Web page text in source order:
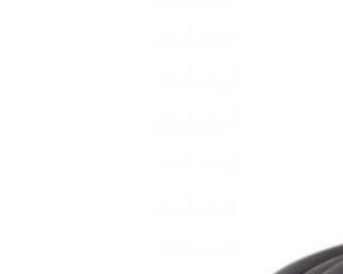
Uchwyty spawalnicze
elektrodowym w osłonie
stosowana jest do spawania
Metodę MIG stosuje się do
osłonie argonu. Do
Uchwyt zakończony jest